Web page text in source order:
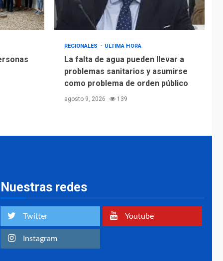
REGIONALES ÚLTIMA HORA
La falta de agua pueden llevar a
problemas sanitarios y asumirse
como problema de orden público
agosto 9, 2026 139
Nuestras redes
Twitter Youtube
Instagram